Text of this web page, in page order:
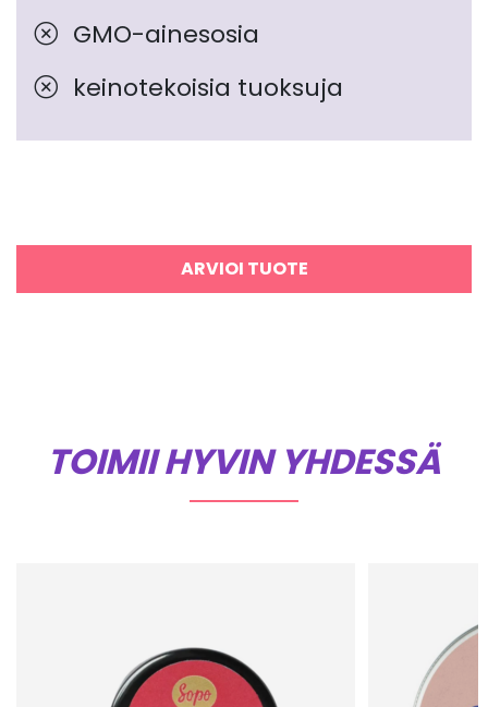
GMO-ainesosia
keinotekoisia tuoksuja
ARVIOI TUOTE
TOIMII HYVIN YHDESSÄ